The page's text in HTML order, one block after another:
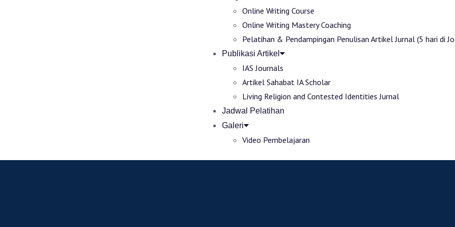
Online Writing Course
Online Writing Mastery Coaching
Pelatihan & Pendampingan Penulisan Artikel Jurnal (5 hari di
Publikasi Artikel
IAS Journals
Artikel Sahabat IA Scholar
Living Religion and Contested Identities Jurnal
Jadwal Pelatihan
Galeri
Video Pembelajaran